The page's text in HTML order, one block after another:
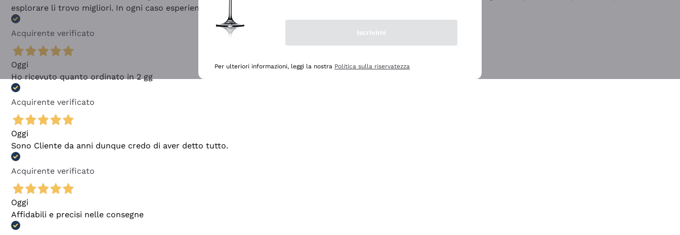
esplorare li trovo migliori. In ogni caso esperienza buona e lo consiglio! 👍
Acquirente verificato
Oggi
Ho ricevuto quanto ordinato in 2 gg
Acquirente verificato
Oggi
Sono Cliente da anni dunque credo di aver detto tutto.
Acquirente verificato
Oggi
Affidabili e precisi nelle consegne
Iscrivimi
Per ulteriori informazioni, leggi la nostra Politica sulla riservatezza